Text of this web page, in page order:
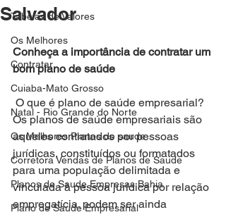
Tabelas de Valores
Os Melhores
Contratar
Cuiaba-Mato Grosso
Natal - Rio Grande do Norte
Os Melhores Planos de saude
Corretora Vendas de Planos de Saude
Planos de Saude Empresas Bahia
Plano de Saude Empresarial
Salvador
Conheça a importância de contratar um
bom plano de saúde
O que é plano de saúde empresarial?
Os planos de saúde empresariais são
aqueles contratados por pessoas
jurídicas, constituídos ou formatados
para uma população delimitada e
vinculada à pessoa jurídica por relação
empregatícia. podem ser ainda